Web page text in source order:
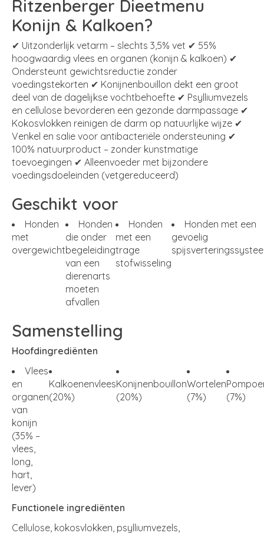
Ritzenberger Dieetmenu
Konijn & Kalkoen?
✔ Uitzonderlijk vetarm – slechts 3,5% vet ✔ 55%
hoogwaardig vlees en organen (konijn & kalkoen) ✔
Ondersteunt gewichtsreductie zonder
voedingstekorten ✔ Konijnenbouillon dekt een groot
deel van de dagelijkse vochtbehoefte ✔ Psylliumvezels
en cellulose bevorderen een gezonde darmpassage ✔
Kokosvlokken reinigen de darm op natuurlijke wijze ✔
Venkel en salie voor antibacteriële ondersteuning ✔
100% natuurproduct – zonder kunstmatige
toevoegingen ✔ Alleenvoeder met bijzondere
voedingsdoeleinden (vetgereduceerd)
Geschikt voor
Honden
met
overgewicht
Honden
die onder
begeleiding
van een
dierenarts
moeten
afvallen
Honden
met een
trage
stofwisseling
Honden met een
gevoelig
Samenstelling
Hoofdingrediënten
Vlees
en
organen
van
konijn
(35% –
vlees,
long,
hart,
lever)
Kalkoenenvlees
(20%)
Konijnenbouillon
(20%)
Wortelen
(7%)
(7%)
Functionele ingrediënten
Cellulose, kokosvlokken, psylliumvezels,